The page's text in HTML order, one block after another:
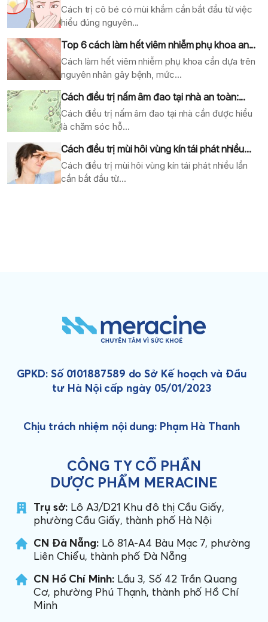
Cách trị cô bé có mùi khắm cần bắt đầu từ việc
hiểu đúng nguyên...
Top 6 cách làm hết viêm nhiễm phụ khoa an...
Cách làm hết viêm nhiễm phụ khoa cần dựa trên
nguyên nhân gây bệnh, mức...
Cách điều trị nấm âm đao tại nhà an toàn:...
Cách điều trị nấm âm đao tại nhà cần được hiểu
là chăm sóc hỗ...
Cách điều trị mùi hôi vùng kín tái phát nhiều...
Cách điều trị mùi hôi vùng kín tái phát nhiều lần
cần bắt đầu từ...
GPKD: Số 0101887589 do Sở Kế hoạch và Đầu
tư Hà Nội cấp ngày 05/01/2023
Chịu trách nhiệm nội dung: Phạm Hà Thanh
CÔNG TY CỔ PHẦN
DƯỢC PHẨM MERACINE
Trụ sở: Lô A3/D21 Khu đô thị Cầu Giấy,
phường Cầu Giấy, thành phố Hà Nội
CN Đà Nẵng: Lô 81A-A4 Bàu Mạc 7, phường
Liên Chiểu, thành phố Đà Nẵng
CN Hồ Chí Minh:Lầu 3, Số 42 Trần Quang
Cơ, phường Phú Thạnh, thành phố Hồ Chí
Minh